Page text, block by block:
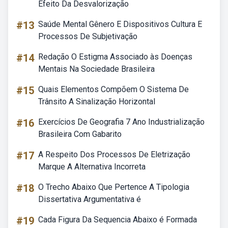
Efeito Da Desvalorização
#13 Saúde Mental Gênero E Dispositivos Cultura E
Processos De Subjetivação
#14 Redação O Estigma Associado às Doenças
Mentais Na Sociedade Brasileira
#15 Quais Elementos Compõem O Sistema De
Trânsito A Sinalização Horizontal
#16 Exercícios De Geografia 7 Ano Industrialização
Brasileira Com Gabarito
#17 A Respeito Dos Processos De Eletrização
Marque A Alternativa Incorreta
#18 O Trecho Abaixo Que Pertence A Tipologia
Dissertativa Argumentativa é
#19 Cada Figura Da Sequencia Abaixo é Formada